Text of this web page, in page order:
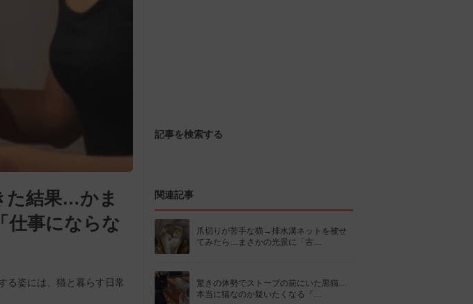
た結果…かま
仕事にならな
る姿には、猫と暮らす日常
記事を検索する
関連記事
爪切りが苦手な猫→排水溝ネットを被せ
てみたら…まさかの光景に「古…
驚きの体勢でストーブの前にいた黒猫…
本当に猫なのか疑いたくなる『…